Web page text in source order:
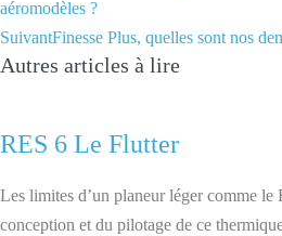
aéromodèles ?
SuivantFinesse Plus, quelles sont nos
Autres articles à lire
RES 6 Le Flutter
Les limites d’un planeur léger comme le
conception et du pilotage de ce